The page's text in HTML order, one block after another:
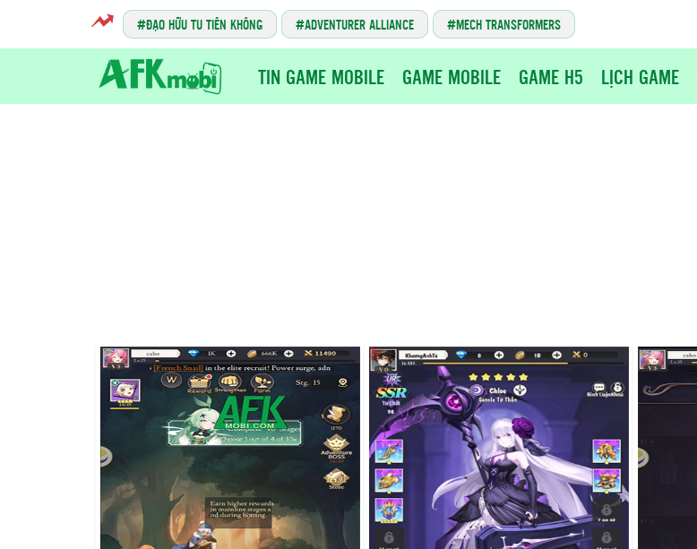
ĐẠO HỮU TU TIÊN KHÔNG ADVENTURER ALLIANCE MECH TRANSFORMERS
TIN GAME MOBILE GAME MOBILE GAME H5 LỊCH GAME